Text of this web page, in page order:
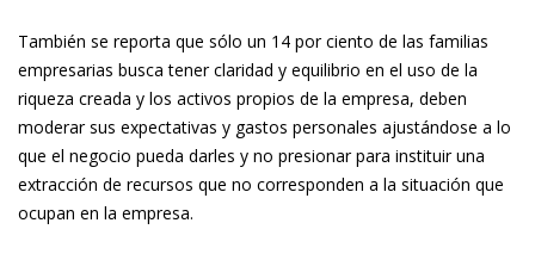
También se reporta que sólo un 14 por ciento de las familias
empresarias busca tener claridad y equilibrio en el uso de la
riqueza creada y los activos propios de la empresa, deben
moderar sus expectativas y gastos personales ajustándose a lo
que el negocio pueda darles y no presionar para instituir una
extracción de recursos que no corresponden a la situación que
ocupan en la empresa.